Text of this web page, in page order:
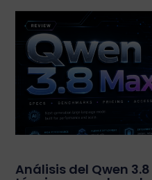
Análisis del Qwen